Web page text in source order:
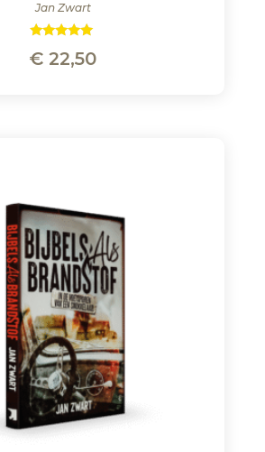
Jan Zwart
5.00
€ 22,50